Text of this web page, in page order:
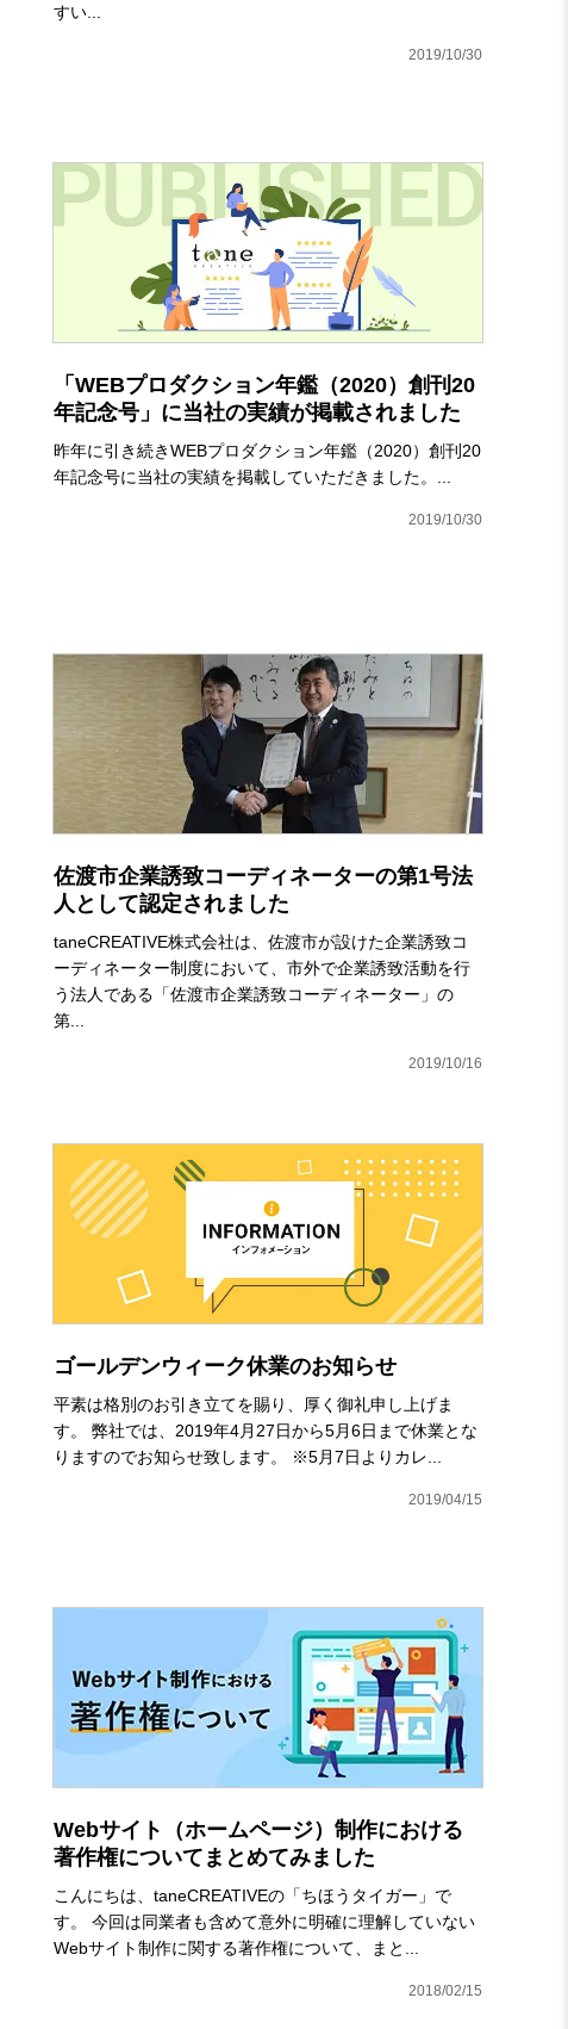
すい...
2019/10/30
「WEBプロダクション年鑑（2020）創刊20
年記念号」に当社の実績が掲載されました
昨年に引き続きWEBプロダクション年鑑（2020）創刊20
年記念号に当社の実績を掲載していただきました。...
2019/10/30
佐渡市企業誘致コーディネーターの第1号法
人として認定されました
taneCREATIVE株式会社は、佐渡市が設けた企業誘致コ
ーディネーター制度において、市外で企業誘致活動を行
う法人である「佐渡市企業誘致コーディネーター」の
第...
2019/10/16
ゴールデンウィーク休業のお知らせ
平素は格別のお引き立てを賜り、厚く御礼申し上げま
す。 弊社では、2019年4月27日から5月6日まで休業とな
りますのでお知らせ致します。 ※5月7日よりカレ...
2019/04/15
Webサイト（ホームページ）制作における
著作権について まとめてみました
こんにちは、taneCREATIVEの「ちほうタイガー」で
す。 今回は同業者も含めて意外に明確に理解していない
Webサイト制作に関する著作権について、まと...
2018/02/15